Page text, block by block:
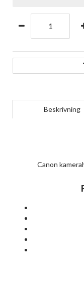
Beskrivning
Canon